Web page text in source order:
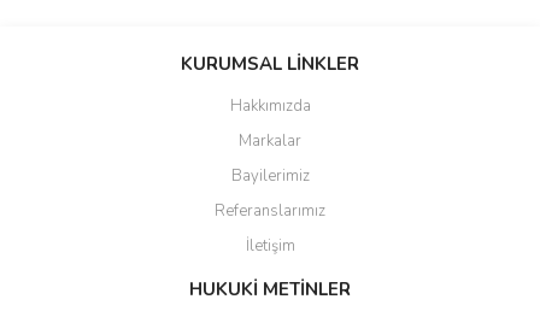
KURUMSAL LİNKLER
Hakkımızda
Markalar
Bayilerimiz
Referanslarımız
İletişim
HUKUKİ METİNLER